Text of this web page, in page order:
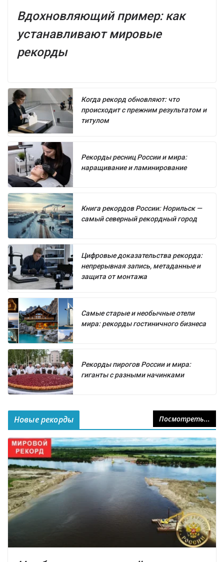
Вдохновляющий пример: как
устанавливают мировые
рекорды
Когда рекорд обновляют: что
происходит с прежним результатом и
титулом
Рекорды ресниц России и мира:
наращивание и ламинирование
Книга рекордов России: Норильск —
самый северный рекордный город
Цифровые доказательства рекорда:
непрерывная запись, метаданные и
защита от монтажа
Самые старые и необычные отели
мира: рекорды гостиничного бизнеса
Рекорды пирогов России и мира:
гиганты с разными начинками
Новые рекорды Посмотреть...